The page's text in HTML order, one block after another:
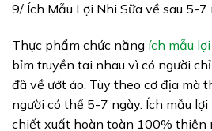
9/ Ích Mẫu Lợi Nhi Sữa về sau 5-7
Thực phẩm chức năng ích mẫu
bỉm truyền tai nhau vì có người
đã về ướt áo. Tùy theo cơ địa mà
người có thể 5-7 ngày. Ích mẫu
chiết xuất hoàn toàn 100% thiên